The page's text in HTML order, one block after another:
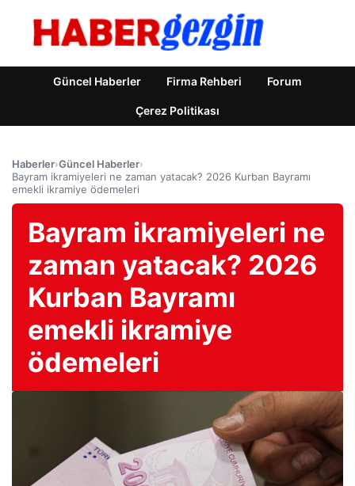
Güncel Haberler Firma Rehberi Forum
Çerez Politikası
Haberler›Güncel Haberler›
Bayram ikramiyeleri ne zaman yatacak? 2026 Kurban Bayramı
emekli ikramiye ödemeleri
Bayram ikramiyeleri ne
zaman yatacak? 2026
Kurban Bayramı
emekli ikramiye
ödemeleri